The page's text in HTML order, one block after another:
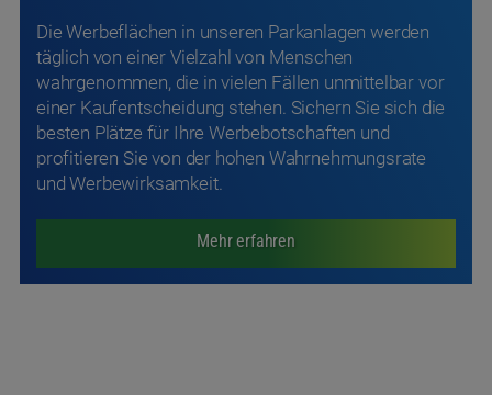
Die Werbeflächen in unseren Parkanlagen werden
täglich von einer Vielzahl von Menschen
wahrgenommen, die in vielen Fällen unmittelbar vor
einer Kaufentscheidung stehen. Sichern Sie sich die
besten Plätze für Ihre Werbebotschaften und
profitieren Sie von der hohen Wahrnehmungsrate
und Werbewirksamkeit.
Mehr erfahren